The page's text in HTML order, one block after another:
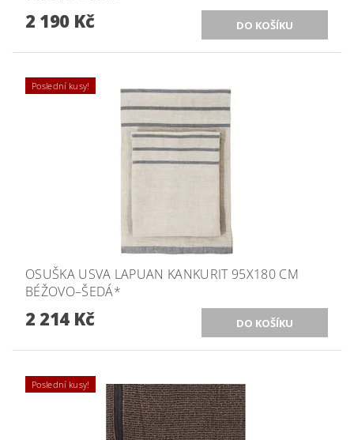
2 190 Kč
Poslední kusy!
OSUŠKA USVA LAPUAN KANKURIT 95X180 CM
BÉŽOVO–ŠEDÁ*
2 214 Kč
Poslední kusy!